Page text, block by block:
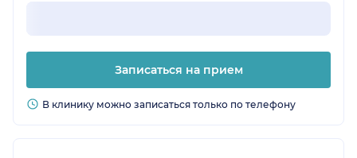
Записаться на прием
В клинику можно записаться только по телефону